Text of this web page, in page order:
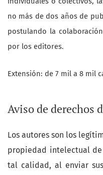
no más de dos años de
postulando la
por los editores.
Extensión: de 7 mil a 8 mil
Aviso de derechos
Los autores son los
propiedad intelectual
tal calidad, al enviar